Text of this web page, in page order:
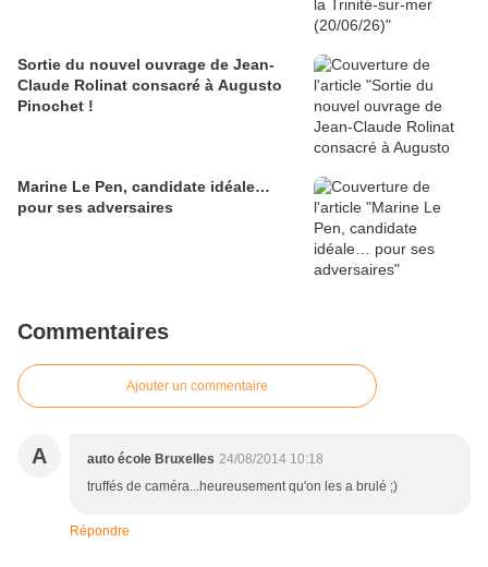
Sortie du nouvel ouvrage de Jean-
Claude Rolinat consacré à Augusto
Pinochet !
Marine Le Pen, candidate idéale…
pour ses adversaires
Commentaires
Ajouter un commentaire
A auto école Bruxelles 24/08/2014 10:18
truffés de caméra...heureusement qu'on les a brulé ;)
Répondre